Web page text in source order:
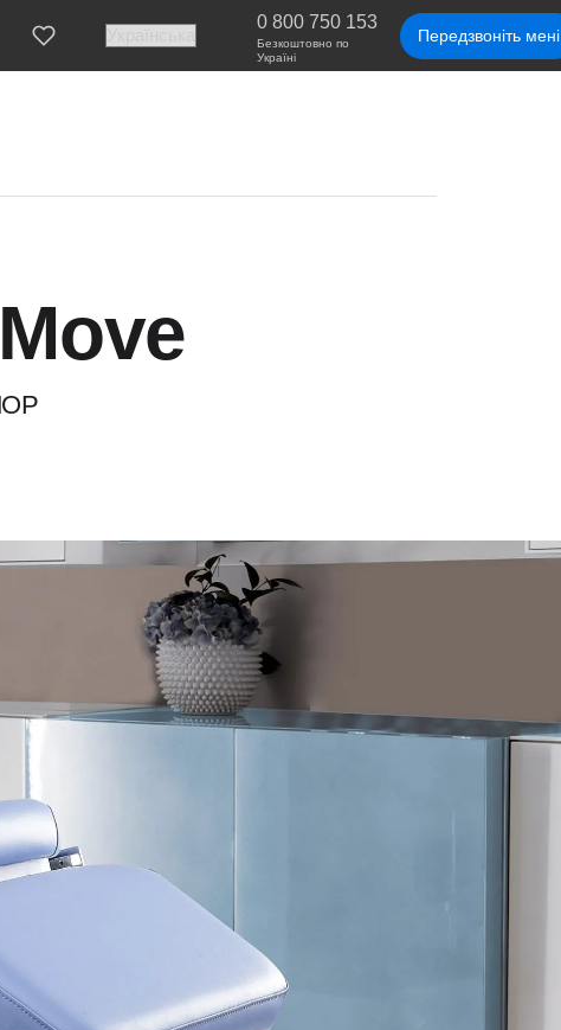
0 800 750 153
Безкоштовно по
Україні
Передзвоніть мені